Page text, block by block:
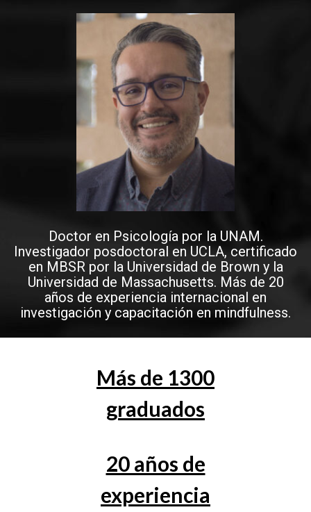
Doctor en Psicología por la UNAM.
Investigador posdoctoral en UCLA, certificado
en MBSR por la Universidad de Brown y la
Universidad de Massachusetts. Más de 20
años de experiencia internacional en
investigación y capacitación en mindfulness.
Más de 1300
graduados
20 años de
experiencia